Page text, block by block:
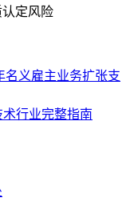
定风险
名义雇主业务扩张支
行业完整指南